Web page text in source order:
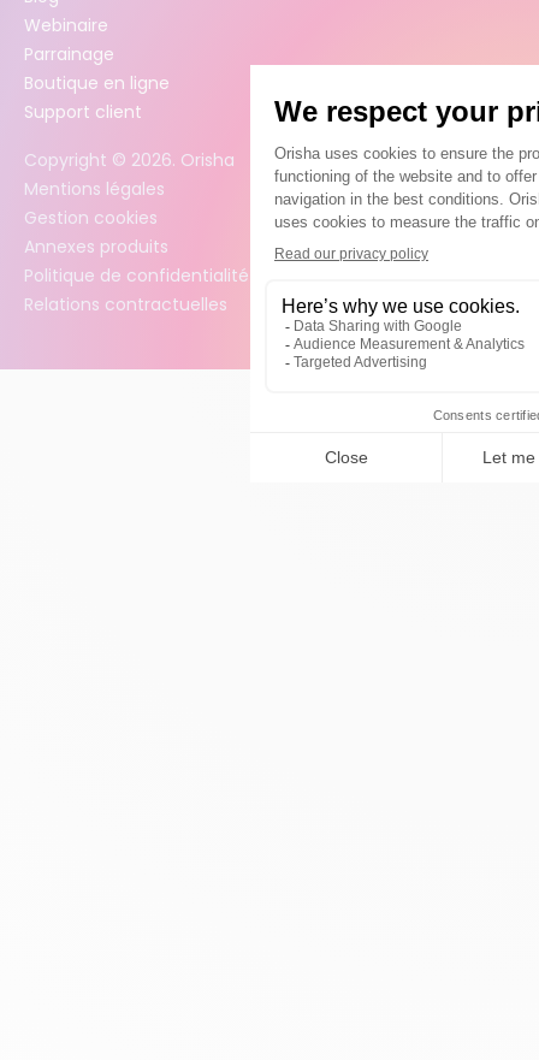
Webinaire
Parrainage
Boutique en ligne
Support client
Copyright © 2026. Orisha
Mentions légales
Gestion cookies
Annexes produits
Politique de confidentialité des données
Relations contractuelles